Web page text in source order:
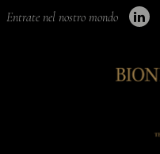
Entrate nel nostro mondo